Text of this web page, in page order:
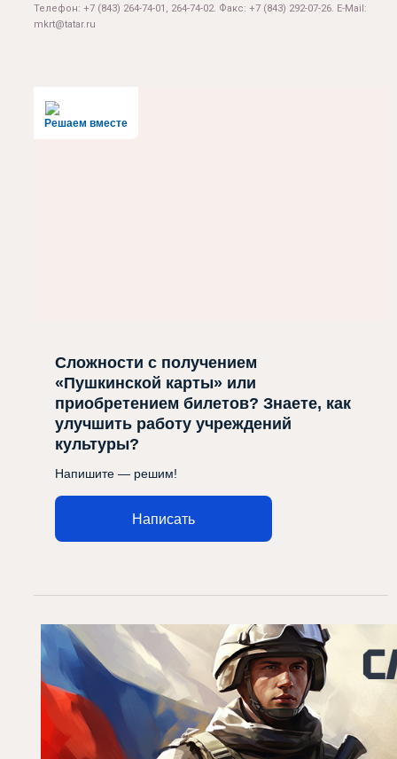
Телефон: +7 (843) 264-74-01, 264-74-02. Факс: +7 (843) 292-07-26. E-Mail:
mkrt@tatar.ru
Решаем вместе
Сложности с получением
«Пушкинской карты» или
приобретением билетов? Знаете, как
улучшить работу учреждений
культуры?
Напишите — решим!
Написать